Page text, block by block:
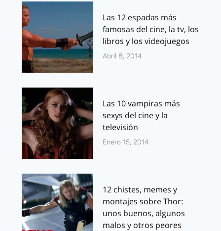
Las 12 espadas más
famosas del cine, la tv, los
libros y los videojuegos
Abril 8, 2014
Las 10 vampiras más
sexys del cine y la
televisión
Enero 15, 2014
12 chistes, memes y
montajes sobre Thor:
unos buenos, algunos
malos y otros peores